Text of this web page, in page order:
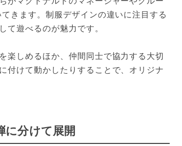
きます。制服デザインの違いに注目する
て遊べるのが魅力です。
楽しめるほか、仲間同士で協力する大切
付けて動かしたりすることで、オリジナ
に分けて展開